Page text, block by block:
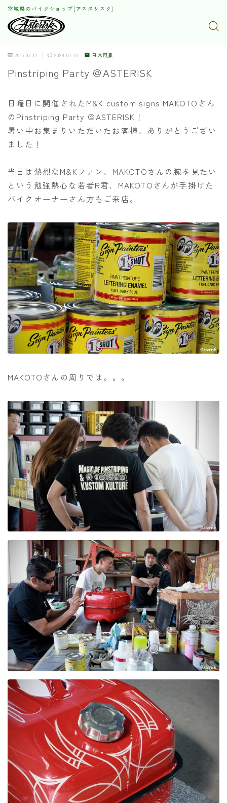
宮城県のバイクショップ[アスタリスク]
2017.07.11 2024.07.15 日常風景
Pinstriping Party ＠ASTERISK
日曜日に開催されたM&K custom signs MAKOTOさん
のPinstriping Party ＠ASTERISK！
暑い中お集まりいただいたお客様、ありがとうござい
ました！
当日は熱烈なM&Kファン、MAKOTOさんの腕を見たい
という勉強熱心な若者R君、MAKOTOさんが手掛けた
バイクオーナーさん方もご来店。
MAKOTOさんの周りでは。。。